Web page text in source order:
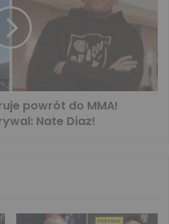
powrót do MMA!
Nate Diaz!